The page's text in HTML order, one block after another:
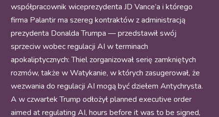
współpracownik wiceprezydenta JD Vance’a i którego
firma Palantir ma szereg kontraktów z administracją
prezydenta Donalda Trumpa — przedstawił swój
sprzeciw wobec regulacji AI w terminach
apokaliptycznych: Thiel zorganizował serię zamkniętych
rozmów, także w Watykanie, w których zasugerował, że
wezwania do regulacji AI mogą być dziełem Antychrysta.
A w czwartek Trump odłożył planned executive order
aimed at regulating AI, hours before it was to be signed,